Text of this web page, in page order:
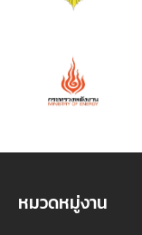
หมวดหมู่งาน